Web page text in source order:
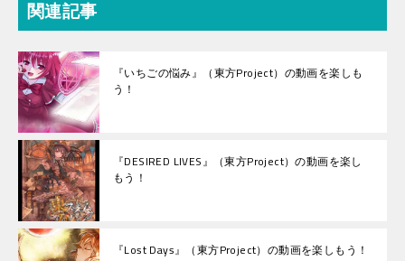
関連記事
『いちごの悩み』（東方Project）の動画を楽しも
う！
『DESIRED LIVES』（東方Project）の動画を楽し
もう！
『Lost Days』（東方Project）の動画を楽しもう！